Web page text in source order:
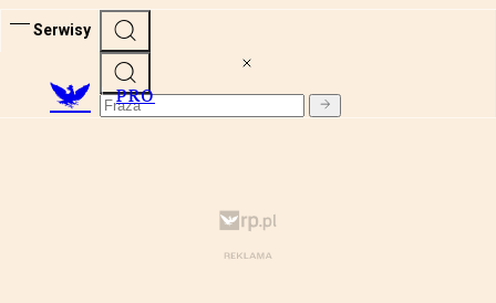
Serwisy
PRO